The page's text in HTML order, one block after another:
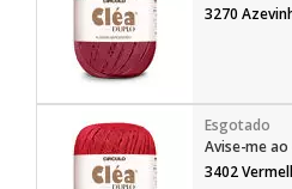
3270
Avise-me
3402